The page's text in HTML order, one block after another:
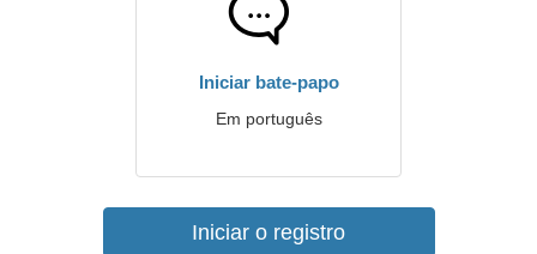
Iniciar bate-papo
Em português
Iniciar o registro